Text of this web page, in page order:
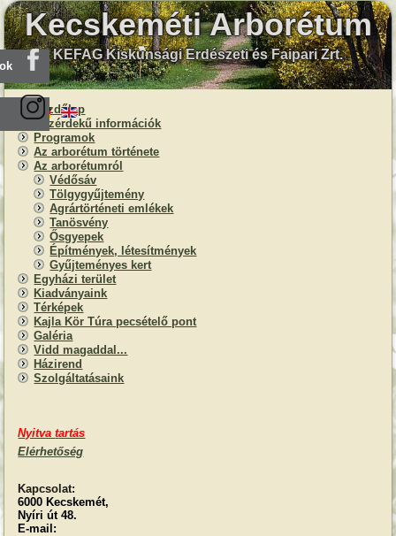
Kecskeméti Arborétum
KEFAG Kiskunsági Erdészeti és Faipari Zrt.
Kezdőlap
Közérdekű információk
Programok
Az arborétum története
Az arborétumról
Védősáv
Tölgygyűjtemény
Agrártörténeti emlékek
Tanösvény
Ősgyepek
Építmények, létesítmények
Gyűjteményes kert
Egyházi terület
Kiadványaink
Térképek
Kajla Kör Túra pecsételő pont
Galéria
Vidd magaddal...
Házirend
Szolgáltatásaink
Nyitvatartás
Elérhetőség
Kapcsolat:
6000 Kecskemét,
Nyíri út 48.
E-mail: